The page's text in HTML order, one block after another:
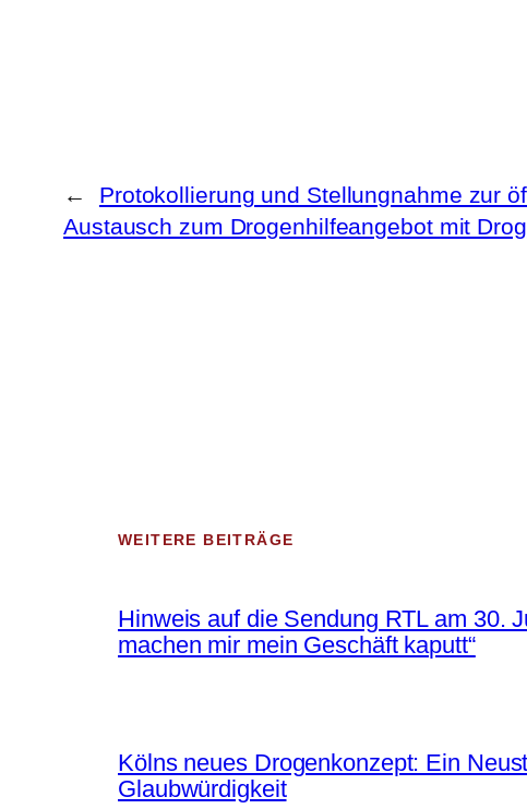
←
Protokollierung und Stellungnahme zur
Austausch zum Drogenhilfeangebot mit
WEITERE BEITRÄGE
Hinweis auf die Sendung RTL am 30.
machen mir mein Geschäft kaputt“
Kölns neues Drogenkonzept: Ein
Glaubwürdigkeit